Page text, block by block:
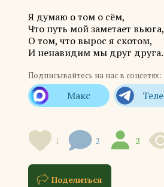
Я думаю о том о сём,
Что путь мой заметает вьюга,
О том, что вырос я скотом,
И ненавидим мы друг друга.
Подписывайтесь на нас в соцсетях:
1 2 2
Поделиться